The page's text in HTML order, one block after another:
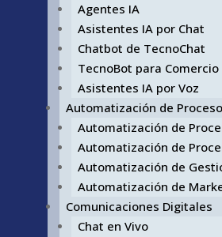
Agentes IA
Asistentes IA por Chat
Chatbot de TecnoChat
TecnoBot para
Asistentes IA por Voz
Automatización de
Automatización de
Automatización de
Automatización de
Automatización de
Comunicaciones Digitales
Chat en Vivo